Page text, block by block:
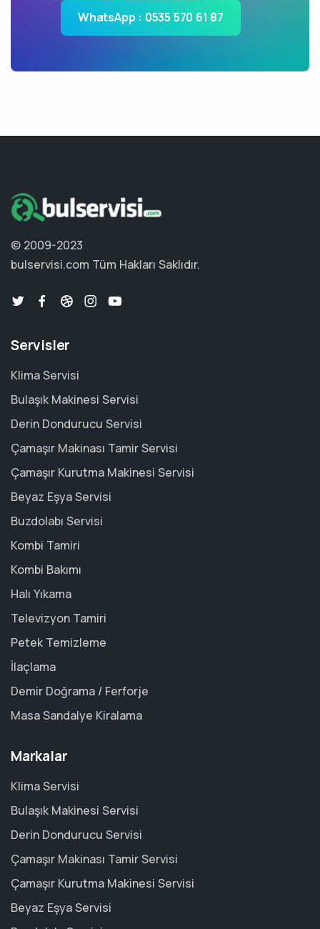
WhatsApp : 0535 570 61 87
© 2009-2023
bulservisi.com Tüm Hakları Saklıdır.
Servisler
Klima Servisi
Bulaşık Makinesi Servisi
Derin Dondurucu Servisi
Çamaşır Makinası Tamir Servisi
Çamaşır Kurutma Makinesi Servisi
Beyaz Eşya Servisi
Buzdolabı Servisi
Kombi Tamiri
Kombi Bakımı
Halı Yıkama
Televizyon Tamiri
Petek Temizleme
İlaçlama
Demir Doğrama / Ferforje
Masa Sandalye Kiralama
Markalar
Klima Servisi
Bulaşık Makinesi Servisi
Derin Dondurucu Servisi
Çamaşır Makinası Tamir Servisi
Çamaşır Kurutma Makinesi Servisi
Beyaz Eşya Servisi